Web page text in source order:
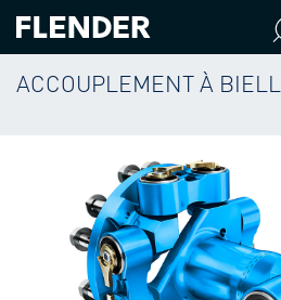
ACCOUPLEMENT À